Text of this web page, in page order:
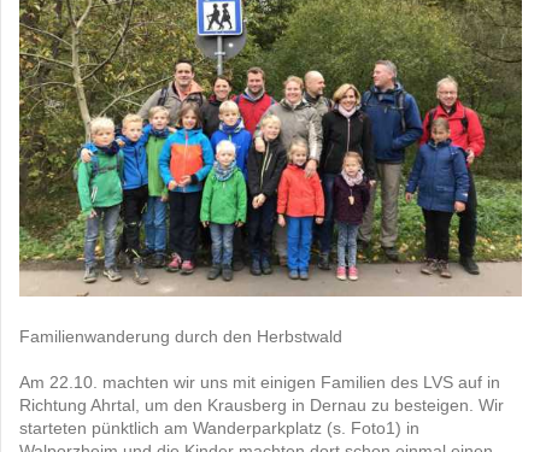
Familienwanderung durch den Herbstwald
Am 22.10. machten wir uns mit einigen Familien des LVS auf in
Richtung Ahrtal, um den Krausberg in Dernau zu besteigen. Wir
starteten pünktlich am Wanderparkplatz (s. Foto1) in